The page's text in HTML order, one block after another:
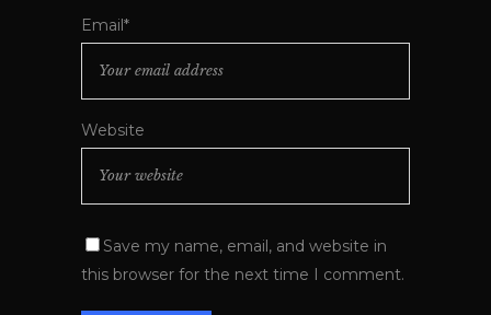
Email*
Website
Save my name, email, and website in
this browser for the next time I comment.